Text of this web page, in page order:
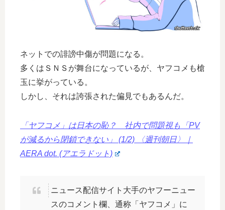
ネットでの誹謗中傷が問題になる。
多くはＳＮＳが舞台になっているが、ヤフコメも槍
玉に挙がっている。
しかし、それは誇張された偏見でもあるんだ。
「ヤフコメ」は日本の恥？ 社内で問題視も「PV
が減るから閉鎖できない」 (1/2) 〈週刊朝日〉｜
AERA dot. (アエラドット)
ニュース配信サイト大手のヤフーニュー
スのコメント欄、通称「ヤフコメ」に